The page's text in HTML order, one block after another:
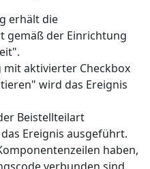
erhält die
gemäß der Einrichtung
aktivierter Checkbox
wird das Ereignis
Beistellteilart
Ereignis ausgeführt.
haben,
verbunden sind.